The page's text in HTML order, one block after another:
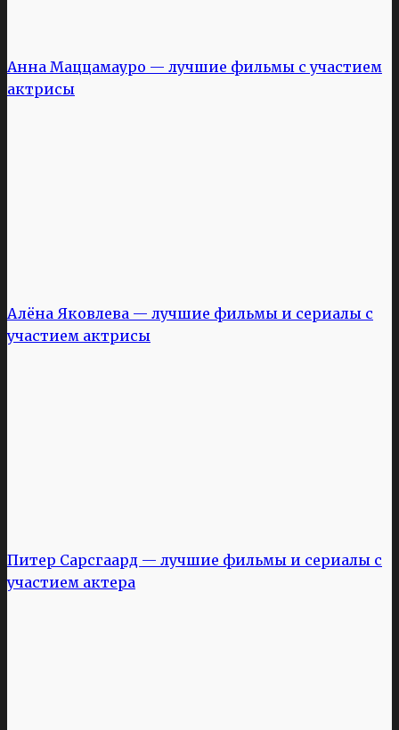
Анна Маццамауро — лучшие фильмы с участием
актрисы
Алёна Яковлева — лучшие фильмы и сериалы с
участием актрисы
Питер Сарсгаард — лучшие фильмы и сериалы с
участием актера